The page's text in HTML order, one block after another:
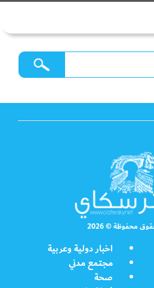
محفوظة © 2026
اخبار دولية وعربية
مجتمع مدني
صحة